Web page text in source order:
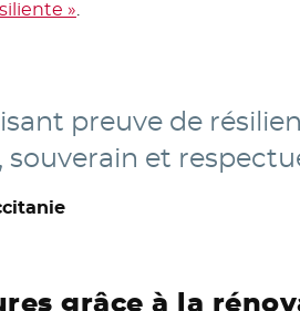
»
preuve de
et
grâce à la